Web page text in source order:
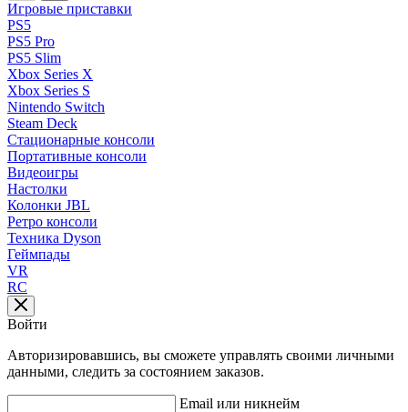
Игровые приставки
PS5
PS5 Pro
PS5 Slim
Xbox Series X
Xbox Series S
Nintendo Switch
Steam Deck
Стационарные консоли
Портативные консоли
Видеоигры
Настолки
Колонки JBL
Ретро консоли
Техника Dyson
Геймпады
VR
RC
Войти
Авторизировавшись, вы сможете управлять своими личными
данными, следить за состоянием заказов.
Email или никнейм